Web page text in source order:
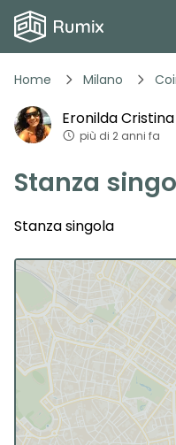
Home Milano
Eronilda Cristina
più di 2 anni fa
Stanza
Stanza singola